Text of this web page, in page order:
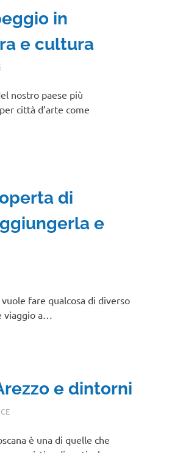
in
e cultura
nostro paese più
città d’arte come
di
e
fare qualcosa di diverso
a…
e dintorni
è una di quelle che